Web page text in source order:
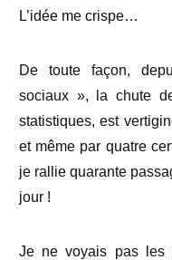
L’idée me crispe…
De toute façon,
sociaux », la chute
statistiques, est
et même par quatre
je rallie quarante
jour !
Je ne voyais pas les